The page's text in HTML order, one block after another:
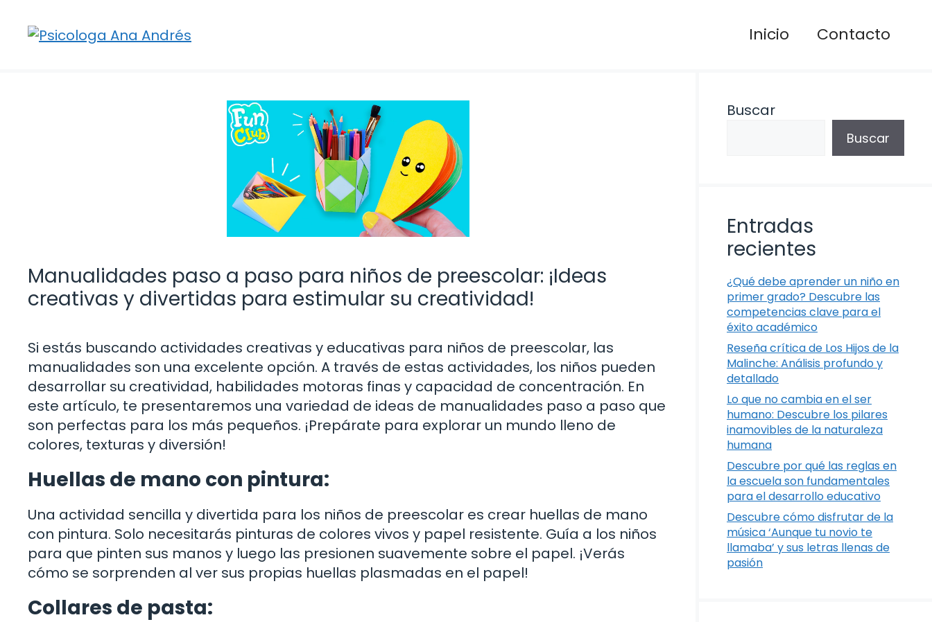
contenido
Inicio Contacto
Manualidades paso a paso para niños de preescolar: ¡Ideas
creativas y divertidas para estimular su creatividad!
Si estás buscando actividades creativas y educativas para niños de preescolar, las
manualidades son una excelente opción. A través de estas actividades, los niños pueden
desarrollar su creatividad, habilidades motoras finas y capacidad de concentración. En
este artículo, te presentaremos una variedad de ideas de manualidades paso a paso que
son perfectas para los más pequeños. ¡Prepárate para explorar un mundo lleno de
colores, texturas y diversión!
Huellas de mano con pintura:
Una actividad sencilla y divertida para los niños de preescolar es crear huellas de mano
con pintura. Solo necesitarás pinturas de colores vivos y papel resistente. Guía a los niños
para que pinten sus manos y luego las presionen suavemente sobre el papel. ¡Verás
cómo se sorprenden al ver sus propias huellas plasmadas en el papel!
Collares de pasta:
Buscar
Buscar
Entradas
recientes
¿Qué debe aprender un niño en
primer grado? Descubre las
competencias clave para el
éxito académico
Reseña crítica de Los Hijos de la
Malinche: Análisis profundo y
detallado
Lo que no cambia en el ser
humano: Descubre los pilares
inamovibles de la naturaleza
humana
Descubre por qué las reglas en
la escuela son fundamentales
para el desarrollo educativo
Descubre cómo disfrutar de la
música ‘Aunque tu novio te
llamaba’ y sus letras llenas de
pasión